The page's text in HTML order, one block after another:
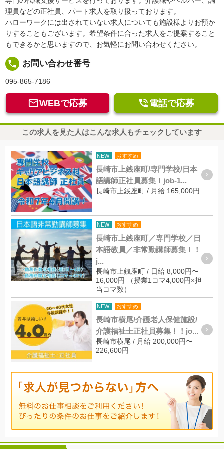
理員などの正社員、パート求人を取り扱っております。
ハローワークには出されていない求人についても施設様よりお預か
りすることもございます。希望条件に合った求人をご提案すること
もできるかと思いますので、お気軽にお問い合わせください。
local_phone お問い合わせ番号
095-865-7186
WEBで応募  電話で応募
この求人を見た人はこんな求人もチェックしています
NEW! おすすめ!
長崎市上銭座町/専門学校/日本
語講師正社員募集！job-1...
長崎市上銭座町 / 月給 165,000円
NEW! おすすめ!
長崎市上銭座町／専門学校／日
本語教員／非常勤講師募集！！
j...
長崎市上銭座町 / 日給 8,000円〜
16,000円 （授業1コマ4,000円×担
当コマ数）
NEW! おすすめ!
長崎市横尾/介護老人保健施設/
介護福祉士正社員募集！！jo...
長崎市横尾 / 月給 200,000円〜
226,600円